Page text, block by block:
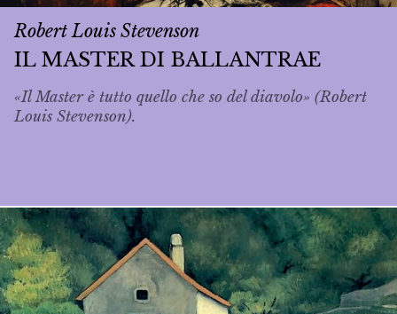
Robert Louis Stevenson
IL MASTER DI BALLANTRAE
«Il Master è tutto quello che so del diavolo» (Robert
Louis Stevenson).